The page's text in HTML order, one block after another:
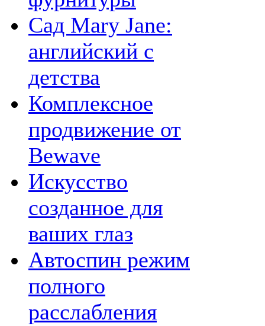
Сад Mary Jane:
английский с
детства
Комплексное
продвижение от
Bewave
Искусство
созданное для
ваших глаз
Автоспин режим
полного
расслабления